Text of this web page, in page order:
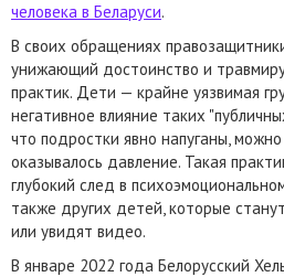
человека в Беларуси.
В своих обращениях
унижающий достоинство и
практик. Дети — крайне уязвимая
негативное влияние таких
что подростки явно напуганы,
оказывалось давление. Такая
глубокий след в
также других детей, которые
или увидят видео.
В январе 2022 года Белорусский